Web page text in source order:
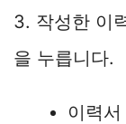
3. 작성한 이
을 누릅니다.
이력